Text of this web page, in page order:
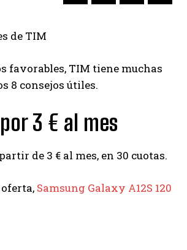
de TIM
favorables, TIM tiene muchas
8 consejos útiles.
3 € al mes
de 3 € al mes, en 30 cuotas.
Samsung Galaxy A12S 120